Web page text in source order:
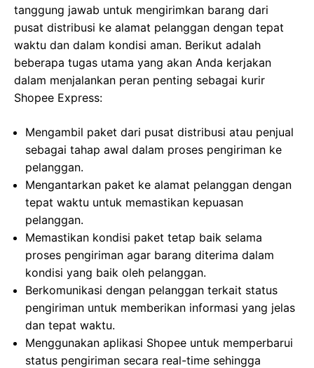
tanggung jawab untuk mengirimkan barang dari
pusat distribusi ke alamat pelanggan dengan tepat
waktu dan dalam kondisi aman. Berikut adalah
beberapa tugas utama yang akan Anda kerjakan
dalam menjalankan peran penting sebagai kurir
Shopee Express:
Mengambil paket dari pusat distribusi atau penjual
sebagai tahap awal dalam proses pengiriman ke
pelanggan.
Mengantarkan paket ke alamat pelanggan dengan
tepat waktu untuk memastikan kepuasan
pelanggan.
Memastikan kondisi paket tetap baik selama
proses pengiriman agar barang diterima dalam
kondisi yang baik oleh pelanggan.
Berkomunikasi dengan pelanggan terkait status
pengiriman untuk memberikan informasi yang jelas
dan tepat waktu.
Menggunakan aplikasi Shopee untuk memperbarui
status pengiriman secara real-time sehingga